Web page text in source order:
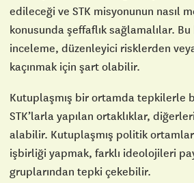
edileceği ve STK misyonunun nasıl
konusunda şeffaflık sağlamalılar.
inceleme, düzenleyici risklerden
kaçınmak için şart olabilir.
Kutuplaşmış bir ortamda tepkilerle
STK’larla yapılan ortaklıklar,
alabilir. Kutuplaşmış politik
işbirliği yapmak, farklı ideolojileri
gruplarından tepki çekebilir.